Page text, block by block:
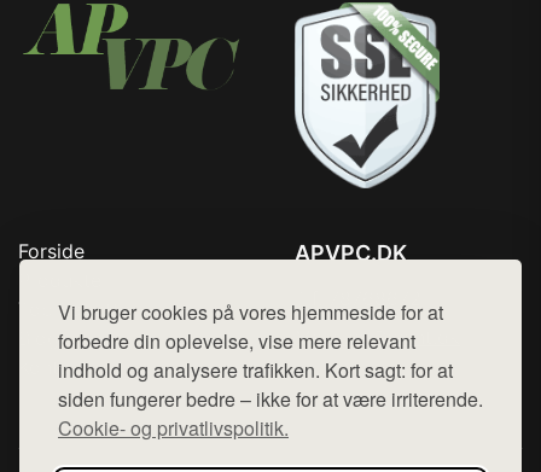
Vi bruger cookies på vores hjemmeside for at
forbedre din oplevelse, vise mere relevant
indhold og analysere trafikken. Kort sagt: for at
siden fungerer bedre – ikke for at være irriterende.
Cookie- og privatlivspolitik.
Forside
Top Rabatter
Blog
Kontakt
APVPC.DK
Mail: hej@want.dk
Cookie- og privatlivspolitik